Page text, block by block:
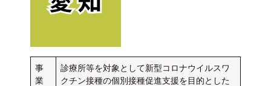
事
業
診療所等を対象として新型コロナウイルスワ
クチン接種の個別接種促進支援を目的とした